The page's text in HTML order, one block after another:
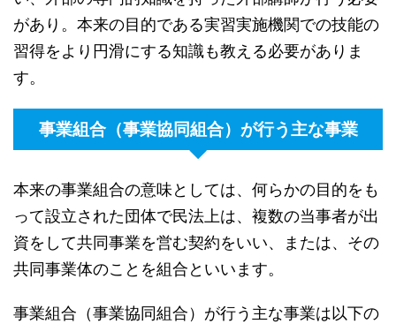
があり。本来の目的である実習実施機関での技能の
習得をより円滑にする知識も教える必要がありま
す。
事業組合（事業協同組合）が行う主な事業
本来の事業組合の意味としては、何らかの目的をも
って設立された団体で民法上は、複数の当事者が出
資をして共同事業を営む契約をいい、または、その
共同事業体のことを組合といいます。
事業組合（事業協同組合）が行う主な事業は以下の